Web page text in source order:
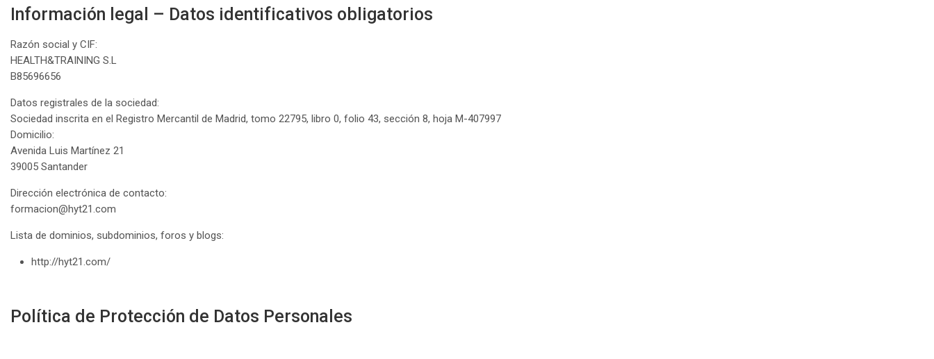
Información legal – Datos identificativos obligatorios
Razón social y CIF:
HEALTH&TRAINING S.L
B85696656
Datos registrales de la sociedad:
Sociedad inscrita en el Registro Mercantil de Madrid, tomo 22795, libro 0, folio 43, sección 8, hoja M-407997
Domicilio:
Avenida Luis Martínez 21
39005 Santander
Dirección electrónica de contacto:
formacion@hyt21.com
Lista de dominios, subdominios, foros y blogs:
http://hyt21.com/
Política de Protección de Datos Personales